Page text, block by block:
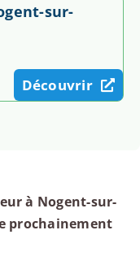
sur-
Découvrir
à Nogent-sur-
prochainement